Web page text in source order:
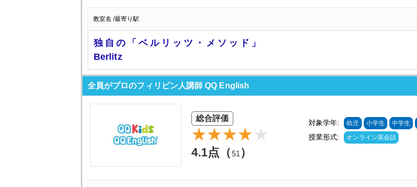
教室名 /最寄り駅
独自の「ベルリッツ・メソッド」
Berlitz
全員がプロのフィリピン人講師 QQ English
総合評価
4.1点（51 ）
対象学年: 幼児 小学生 中学生
授業形式: オンライン英会話